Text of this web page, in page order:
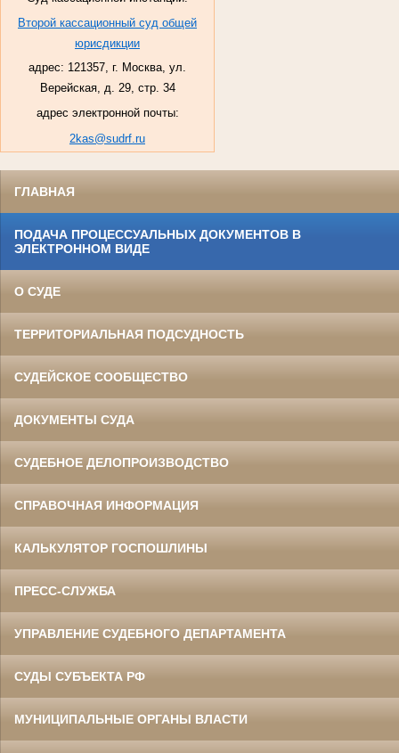
Второй кассационный суд общей
юрисдикции
адрес: 121357, г. Москва, ул.
Верейская, д. 29, стр. 34
адрес электронной почты:
2kas@sudrf.ru
ГЛАВНАЯ
ПОДАЧА ПРОЦЕССУАЛЬНЫХ ДОКУМЕНТОВ В
ЭЛЕКТРОННОМ ВИДЕ
О СУДЕ
ТЕРРИТОРИАЛЬНАЯ ПОДСУДНОСТЬ
СУДЕЙСКОЕ СООБЩЕСТВО
ДОКУМЕНТЫ СУДА
СУДЕБНОЕ ДЕЛОПРОИЗВОДСТВО
СПРАВОЧНАЯ ИНФОРМАЦИЯ
КАЛЬКУЛЯТОР ГОСПОШЛИНЫ
ПРЕСС-СЛУЖБА
УПРАВЛЕНИЕ СУДЕБНОГО ДЕПАРТАМЕНТА
СУДЫ СУБЪЕКТА РФ
МУНИЦИПАЛЬНЫЕ ОРГАНЫ ВЛАСТИ